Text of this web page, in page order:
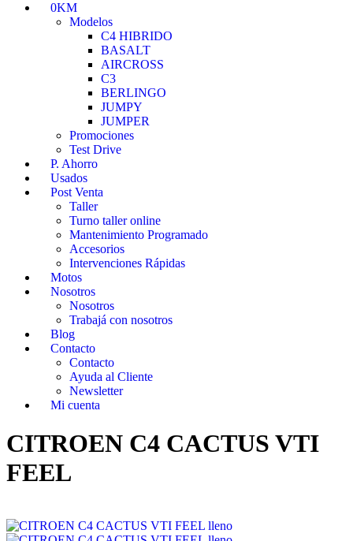
0KM
Modelos
C4 HIBRIDO
BASALT
AIRCROSS
C3
BERLINGO
JUMPY
JUMPER
Promociones
Test Drive
P. Ahorro
Usados
Post Venta
Taller
Turno taller online
Mantenimiento Programado
Accesorios
Intervenciones Rápidas
Motos
Nosotros
Nosotros
Trabajá con nosotros
Blog
Contacto
Contacto
Ayuda al Cliente
Newsletter
Mi cuenta
CITROEN C4 CACTUS VTI
FEEL